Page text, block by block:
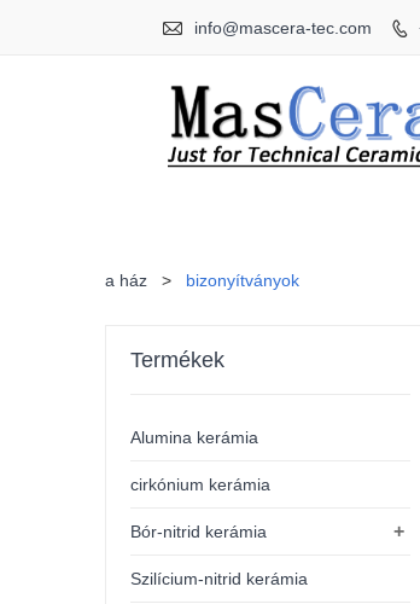
 info@mascera-tec.com 
a ház > bizonyítványok
Termékek
Alumina kerámia
cirkónium kerámia
+
Bór-nitrid kerámia
Szilícium-nitrid kerámia